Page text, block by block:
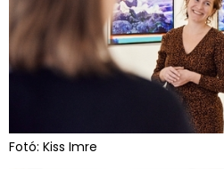
Fotó: Kiss Imre